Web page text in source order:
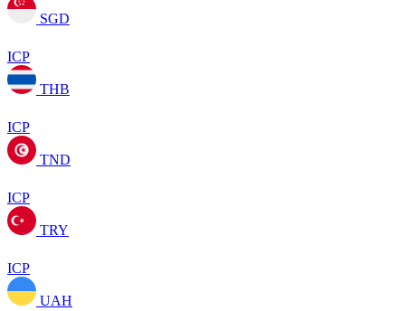
SGD
ICP
THB
ICP
TND
ICP
TRY
ICP
UAH